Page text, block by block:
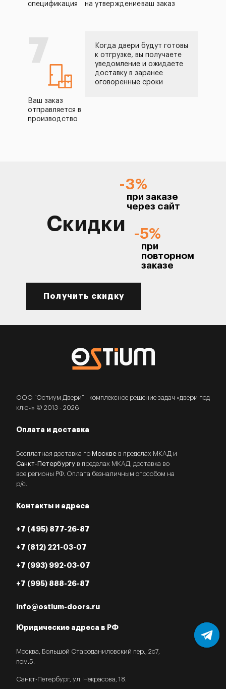
спецификация
на утверждениеваш заказ
7
Ваш заказ
отправляется в
производство
Когда двери будут готовы
к отгрузке, вы получаете
уведомление и ожидаете
доставку в заранее
оговоренные сроки
Скидки
-3%
при заказе
через сайт
-5%
при
повторном
заказе
Получить скидку
ООО “Остиум Двери” - комплексное решение задач «двери под
ключ» © 2013 - 2026
Оплата и доставка
Бесплатная доставка по Москве в пределах МКАД и
Санкт-Петербургу в пределах МКАД, доставка во
все регионы РФ. Оплата безналичным способом на
р/с.
Контакты и адреса
+7 (495) 877-26-87
+7 (812) 221-03-07
+7 (993) 992-03-07
+7 (995) 888-26-87
info@ostium-doors.ru
Юридические адреса в РФ
Москва, Большой Староданиловский пер., 2с7,
пом.5.
Санкт-Петербург, ул. Некрасова, 18.
Введите сообщение
Мария